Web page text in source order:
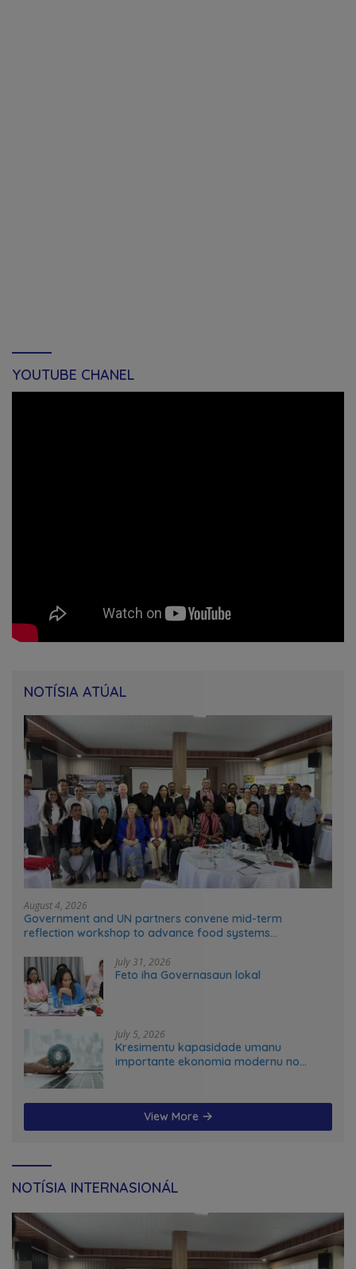
YOUTUBE CHANEL
NOTÍSIA ATÚAL
August 4, 2026
Government and UN partners convene mid-term
reflection workshop to advance food systems
July 31, 2026
Feto iha Governasaun lokal
July 5, 2026
Kresimentu kapasidade umanu
importante ekonomia modernu no
View More
NOTÍSIA INTERNASIONÁL